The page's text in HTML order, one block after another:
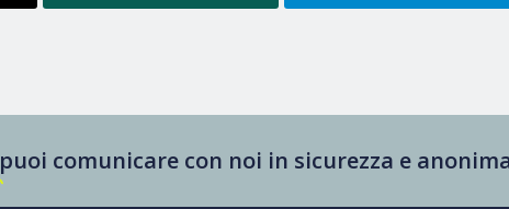
puoi comunicare con noi in sicurezza e